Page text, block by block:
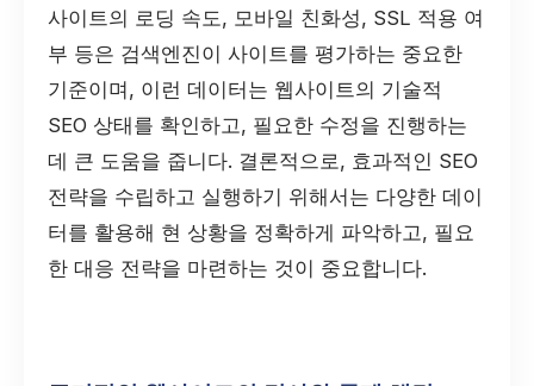
사이트의 로딩 속도, 모바일 친화성, SSL 적용 여
부 등은 검색엔진이 사이트를 평가하는 중요한
기준이며, 이런 데이터는 웹사이트의 기술적
SEO 상태를 확인하고, 필요한 수정을 진행하는
데 큰 도움을 줍니다. 결론적으로, 효과적인 SEO
전략을 수립하고 실행하기 위해서는 다양한 데이
터를 활용해 현 상황을 정확하게 파악하고, 필요
한 대응 전략을 마련하는 것이 중요합니다.